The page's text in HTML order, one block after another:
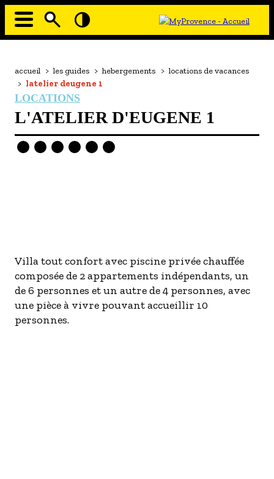
Aller
principale
À MOI LA CULTURE
AU GRAND AIR
PASSEZ À TABLE
SOUS TOUTES LES COUTUMES
- Les restaurants
- Les établissements Accueil vélo
LES OFFRES MYPROVENCE
S'inscrire à nos newsletters
Fil
d'Ariane
accueil > les guides > hebergements > locations de vacances
> latelier deugene 1
LOCATIONS
L'ATELIER D'EUGENE 1
Villa tout confort avec piscine privée chauffée
composée de 2 appartements indépendants, un
de 6 personnes et un autre de 4 personnes, avec
une pièce à vivre pouvant accueillir 10
personnes.